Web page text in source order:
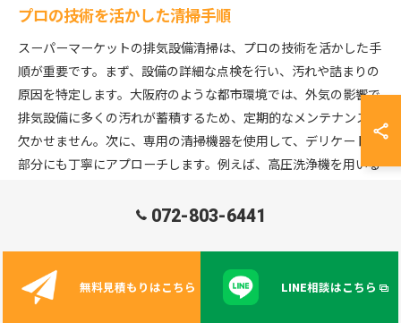
プロの技術を活かした清掃手順
スーパーマーケットの排気設備清掃は、プロの技術を活かした手
順が重要です。まず、設備の詳細な点検を行い、汚れや詰まりの
原因を特定します。大阪府のような都市環境では、外気の影響で
排気設備に多くの汚れが蓄積するため、定期的なメンテナンスが
欠かせません。次に、専用の清掃機器を使用して、デリケートな
部分にも丁寧にアプローチします。例えば、高圧洗浄機を用いる
去できます。また、プロの清掃業者は、清掃後の検査も徹底的に
低減することが可能です。
072-803-6441
無料見積もりはこちら LINE相談はこちら